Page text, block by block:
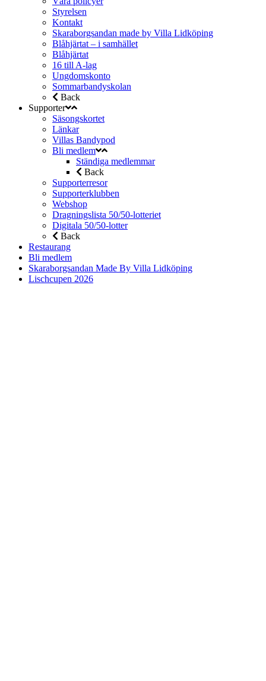
Styrelsen
Kontakt
Skaraborgsandan made by Villa Lidköping
Blåhjärtat – i samhället
Blåhjärtat
16 till A-lag
Ungdomskonto
Sommarbandyskolan
Back
Supporter
Säsongskortet
Länkar
Villas Bandypod
Bli medlem
Ständiga medlemmar
Back
Supporterresor
Supporterklubben
Webshop
Dragningslista 50/50-lotteriet
Digitala 50/50-lotter
Back
Restaurang
Bli medlem
Skaraborgsandan Made By Villa Lidköping
Lischcupen 2026